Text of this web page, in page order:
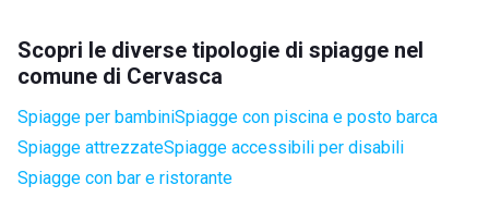
Scopri le diverse tipologie di spiagge nel
comune di Cervasca
Spiagge per bambiniSpiagge con piscina e posto barca
Spiagge attrezzateSpiagge accessibili per disabili
Spiagge con bar e ristorante